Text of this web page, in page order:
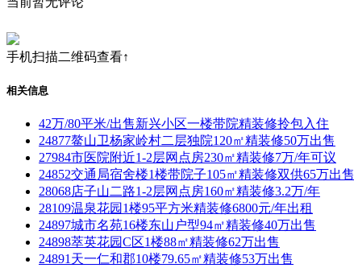
手机扫描二维码查看↑
相关信息
42万/80平米/出售新兴小区一楼带院精装修拎包入住
24877鳌山卫杨家岭村二层独院120㎡精装修50万出售
27984市医院附近1-2层网点房230㎡精装修7万/年可议
24852交通局宿舍楼1楼带院子105㎡精装修双供65万出售
28068店子山二路1-2层网点房160㎡精装修3.2万/年
28109温泉花园1楼95平方米精装修6800元/年出租
24897城市名苑16楼东山户型94㎡精装修40万出售
24898萃英花园C区1楼88㎡精装修62万出售
24891天一仁和郡10楼79.65㎡精装修53万出售